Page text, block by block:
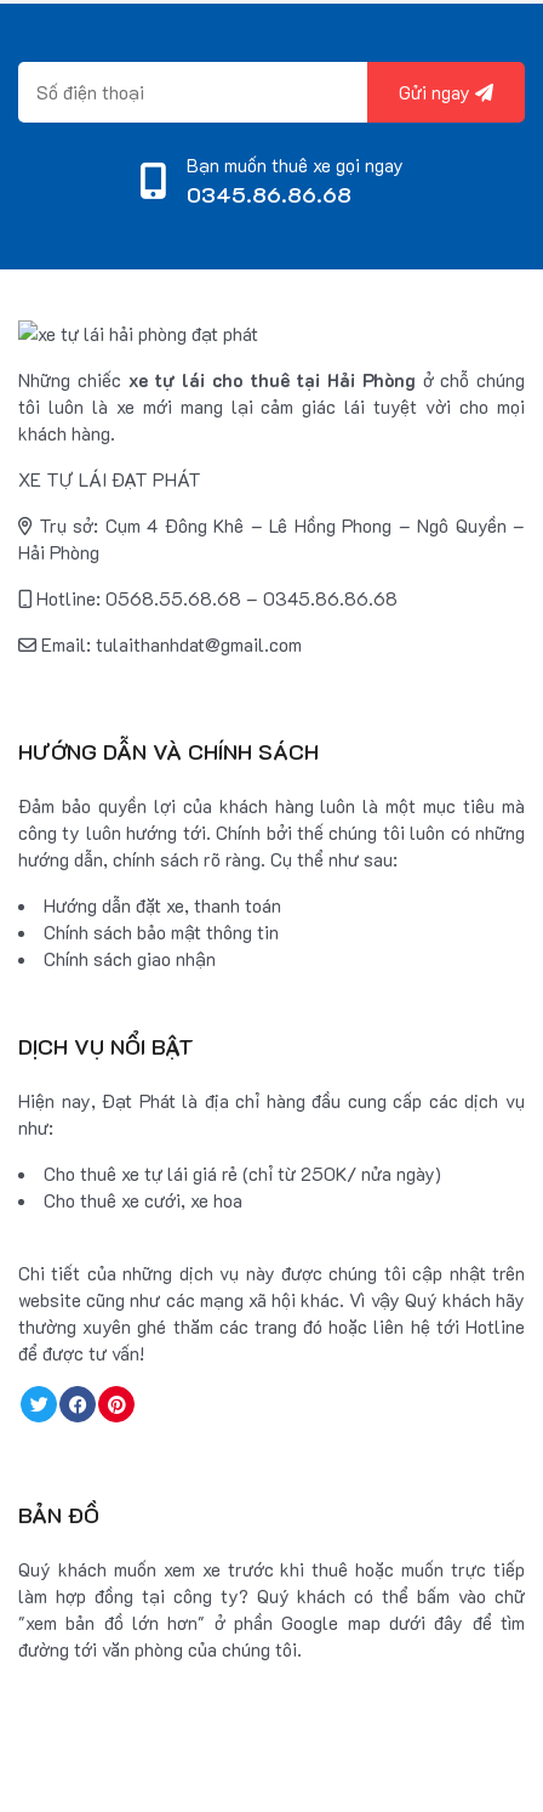
Gửi ngay
Bạn muốn thuê xe gọi ngay
0345.86.86.68
Những chiếc xe tự lái cho thuê tại Hải Phòng ở chỗ chúng
tôi luôn là xe mới mang lại cảm giác lái tuyệt vời cho mọi
khách hàng.
XE TỰ LÁI ĐẠT PHÁT
Trụ sở: Cụm 4 Đông Khê – Lê Hồng Phong – Ngô Quyền –
Hải Phòng
Hotline: 0568.55.68.68 – 0345.86.86.68
Email: tulaithanhdat@gmail.com
HƯỚNG DẪN VÀ CHÍNH SÁCH
Đảm bảo quyền lợi của khách hàng luôn là một mục tiêu mà
công ty luôn hướng tới. Chính bởi thế chúng tôi luôn có những
hướng dẫn, chính sách rõ ràng. Cụ thể như sau:
Hướng dẫn đặt xe, thanh toán
Chính sách bảo mật thông tin
Chính sách giao nhận
DỊCH VỤ NỔI BẬT
Hiện nay, Đạt Phát là địa chỉ hàng đầu cung cấp các dịch vụ
như:
Cho thuê xe tự lái giá rẻ (chỉ từ 250K/ nửa ngày)
Cho thuê xe cưới, xe hoa
Chi tiết của những dịch vụ này được chúng tôi cập nhật trên
website cũng như các mạng xã hội khác. Vì vậy Quý khách hãy
thường xuyên ghé thăm các trang đó hoặc liên hệ tới Hotline
để được tư vấn!
BẢN ĐỒ
Quý khách muốn xem xe trước khi thuê hoặc muốn trực tiếp
làm hợp đồng tại công ty? Quý khách có thể bấm vào chữ
"xem bản đồ lớn hơn" ở phần Google map dưới đây để tìm
đường tới văn phòng của chúng tôi.